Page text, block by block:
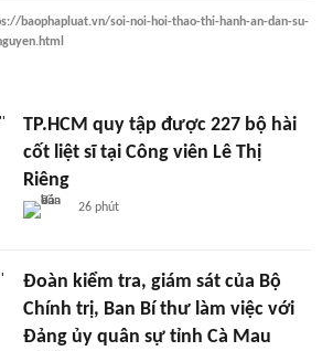
baophapluat.vn/soi-noi-hoi-thao-thi-hanh-an-dan-su-
TP.HCM quy tập được 227 bộ hài
cốt liệt sĩ tại Công viên Lê Thị
Riêng
26 phút
Đoàn kiểm tra, giám sát của Bộ
Chính trị, Ban Bí thư làm việc với
Đảng ủy quân sự tỉnh Cà Mau